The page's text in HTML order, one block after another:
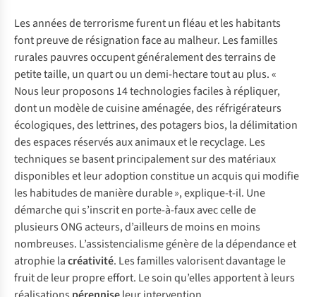
Les années de terrorisme furent un fléau et les habitants
font preuve de résignation face au malheur. Les familles
rurales pauvres occupent généralement des terrains de
petite taille, un quart ou un demi-hectare tout au plus. «
Nous leur proposons 14 technologies faciles à répliquer,
dont un modèle de cuisine aménagée, des réfrigérateurs
écologiques, des lettrines, des potagers bios, la délimitation
des espaces réservés aux animaux et le recyclage. Les
techniques se basent principalement sur des matériaux
disponibles et leur adoption constitue un acquis qui modifie
les habitudes de manière durable », explique-t-il. Une
démarche qui s’inscrit en porte-à-faux avec celle de
plusieurs ONG acteurs, d’ailleurs de moins en moins
nombreuses. L’assistencialisme génère de la dépendance et
atrophie lacréativité. Les familles valorisent davantage le
fruit de leur propre effort. Le soin qu’elles apportent à leurs